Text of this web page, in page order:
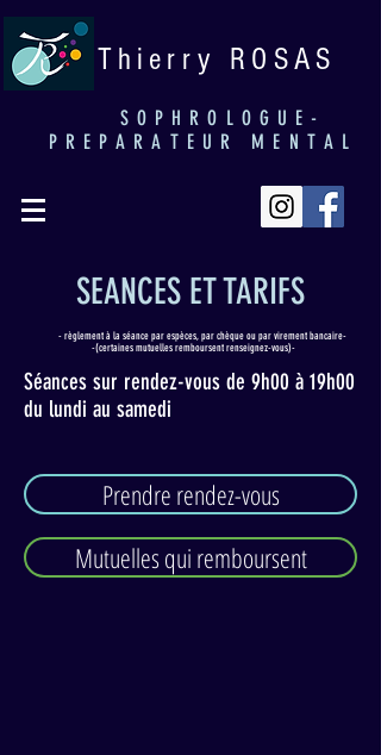
Thierry ROSAS
SOPHROLOGUE-
PREPARATEUR MENTAL
SEANCES ET TARIFS
à la séance par espèces, par chèque ou par virement bancaire-
mutuelles remboursent renseignez-vous)-
Séances sur rendez-vous de 9h00 à 19h00
du lundi au samedi
Prendre rendez-vous
Mutuelles qui remboursent